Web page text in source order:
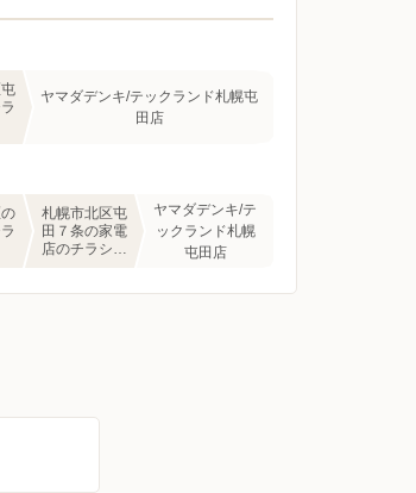
ヤマダデンキ/テックランド札幌屯
田店
札幌市北区屯
田７条の家電
店のチラシ一
ヤマダデンキ/テ
ックランド札幌
屯田店